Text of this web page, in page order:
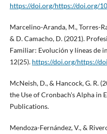
https://doi.org/https://doi.org/
Marcelino-Aranda, M., Torres-
& D. Camacho, D. (2021).
Familiar: Evolución y líneas de
12(25). https://doi.org/https://
McNeish, D., & Hancock, G. R.
the Use of Cronbach's Alpha in
Publications.
Mendoza-Fernández, V., &